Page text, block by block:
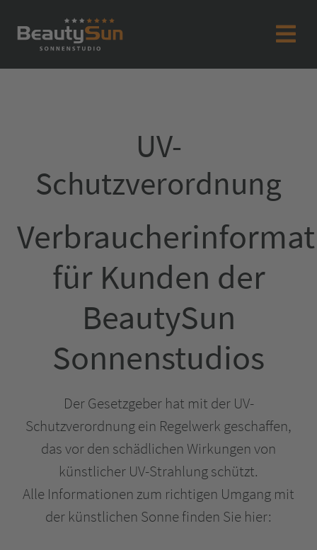
UV-
Schutzverordnung
für Kunden der
BeautySun
Sonnenstudios
Der Gesetzgeber hat mit der UV-
Schutzverordnung ein Regelwerk geschaffen,
das vor den schädlichen Wirkungen von
künstlicher UV-Strahlung schützt.
Alle Informationen zum richtigen Umgang mit
der künstlichen Sonne finden Sie hier: